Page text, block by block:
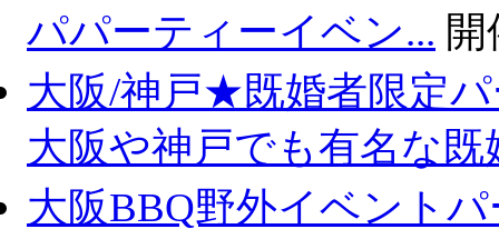
パパーティーイベン...
大阪/神戸★既婚者限定
大阪や神戸でも有名な既
大阪BBQ野外イベント